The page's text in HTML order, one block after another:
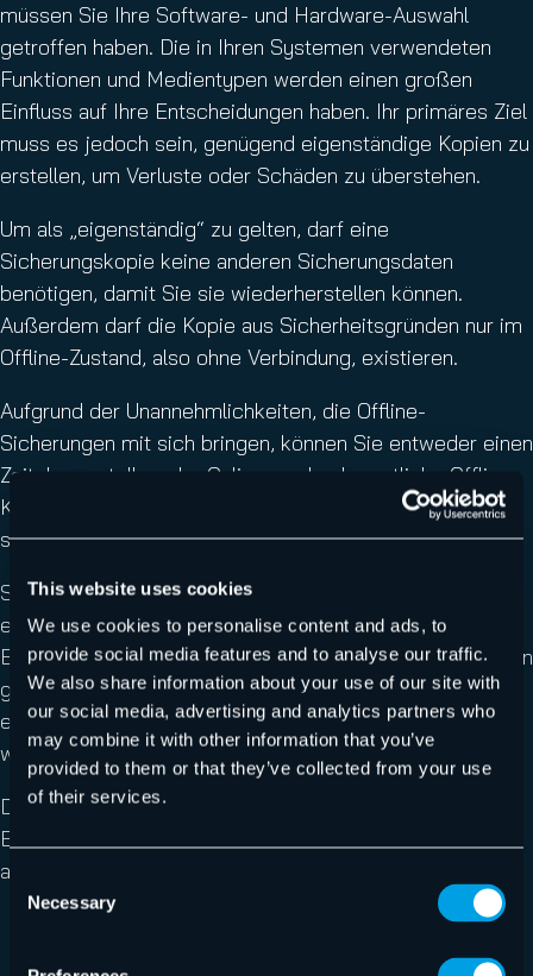
This website uses cookies
We use cookies to personalise content and ads, to
provide social media features and to analyse our traffic.
We also share information about your use of our site with
our social media, advertising and analytics partners who
may combine it with other information that you’ve
provided to them or that they’ve collected from your use
of their services.
Consent
Selection
Necessary
müssen Sie Ihre Software- und Hardware-Auswahl
getroffen haben. Die in Ihren Systemen verwendeten
Funktionen und Medientypen werden einen großen
Einfluss auf Ihre Entscheidungen haben. Ihr primäres Ziel
muss es jedoch sein, genügend eigenständige Kopien zu
erstellen, um Verluste oder Schäden zu überstehen.
Um als „eigenständig“ zu gelten, darf eine
Sicherungskopie keine anderen Sicherungsdaten
benötigen, damit Sie sie wiederherstellen können.
Außerdem darf die Kopie aus Sicherheitsgründen nur im
Offline-Zustand, also ohne Verbindung, existieren.
Aufgrund der Unannehmlichkeiten, die Offline-
Sicherungen mit sich bringen, können Sie entweder einen
Zeitplan erstellen, der Online- und gelegentliche Offline-
Komplettsicherungen mischt, oder Sie können einen
speziellen Zeitplan für Offline-Sicherungen festlegen.
Sie müssen auch planen, wie lange diese Offline-Kopien
existieren werden. Die Kosten, die Langlebigkeit und die
Einfachheit der Aufbewahrung der Medien haben hier den
größten Einfluss. Wenn möglich, bewahren Sie sie
einfach so lange auf, bis Sie nicht mehr von ihnen
wiederherstellen können.
Die Realität sieht oft anders aus. Wenn Sie vollständige
Backups planen können, sollten Sie einen Zeitplan
aufstellen, z. B: